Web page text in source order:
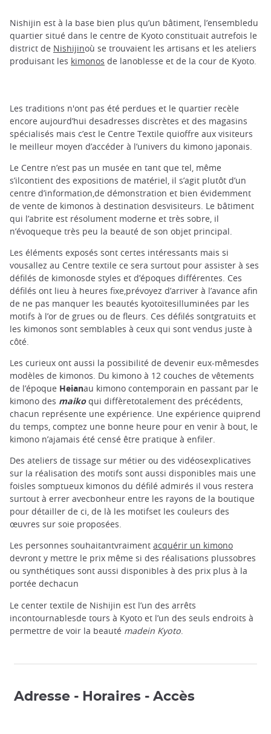
Nishijin est à la base bien plus qu’un bâtiment, l’ensembledu
quartier situé dans le centre de Kyoto constituait autrefois le
district de Nishijinoù se trouvaient les artisans et les ateliers
produisant les kimonos de lanoblesse et de la cour de Kyoto.
Les traditions n'ont pas été perdues et le quartier recèle
encore aujourd’hui desadresses discrètes et des magasins
spécialisés mais c’est le Centre Textile quioffre aux visiteurs
le meilleur moyen d’accéder à l’univers du kimono japonais.
Le Centre n’est pas un musée en tant que tel, même
s’ilcontient des expositions de matériel, il s’agit plutôt d’un
centre d’information,de démonstration et bien évidemment
de vente de kimonos à destination desvisiteurs. Le bâtiment
qui l’abrite est résolument moderne et très sobre, il
n’évoqueque très peu la beauté de son objet principal.
Les éléments exposés sont certes intéressants mais si
vousallez au Centre textile ce sera surtout pour assister à ses
défilés de kimonosde styles et d’époques différentes. Ces
défilés ont lieu à heures fixe,prévoyez d’arriver à l’avance afin
de ne pas manquer les beautés kyotoïtesilluminées par les
motifs à l’or de grues ou de fleurs. Ces défilés sontgratuits et
les kimonos sont semblables à ceux qui sont vendus juste à
côté.
Les curieux ont aussi la possibilité de devenir eux-mêmesdes
modèles de kimonos. Du kimono à 12 couches de vêtements
de l’époque Heianau kimono contemporain en passant par le
kimono des maiko qui diffèretotalement des précédents,
chacun représente une expérience. Une expérience quiprend
du temps, comptez une bonne heure pour en venir à bout, le
kimono n’ajamais été censé être pratique à enfiler.
Des ateliers de tissage sur métier ou des vidéosexplicatives
sur la réalisation des motifs sont aussi disponibles mais une
foisles somptueux kimonos du défilé admirés il vous restera
surtout à errer avecbonheur entre les rayons de la boutique
pour détailler de ci, de là les motifset les couleurs des
œuvres sur soie proposées.
Les personnes souhaitantvraiment acquérir un kimono
devront y mettre le prix même si des réalisations plussobres
ou synthétiques sont aussi disponibles à des prix plus à la
portée dechacun
Le center textile de Nishijin est l’un des arrêts
incontournablesde tours à Kyoto et l’un des seuls endroits à
permettre de voir la beauté madein Kyoto
Adresse - Horaires - Accès